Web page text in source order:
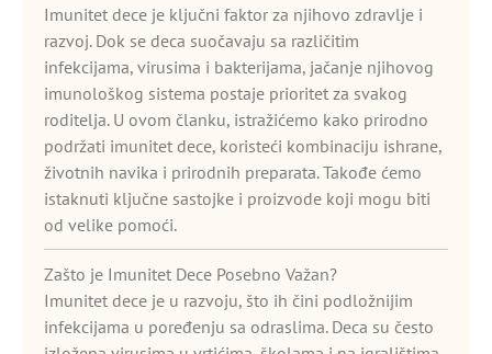
Imunitet dece je ključni faktor za njihovo zdravlje i
razvoj. Dok se deca suočavaju sa različitim
infekcijama, virusima i bakterijama, jačanje njihovog
imunološkog sistema postaje prioritet za svakog
roditelja. U ovom članku, istražićemo kako prirodno
podržati imunitet dece, koristeći kombinaciju ishrane,
životnih navika i prirodnih preparata. Takođe ćemo
istaknuti ključne sastojke i proizvode koji mogu biti
od velike pomoći.
Zašto je Imunitet Dece Posebno Važan?
Imunitet dece je u razvoju, što ih čini podložnijim
infekcijama u poređenju sa odraslima. Deca su često